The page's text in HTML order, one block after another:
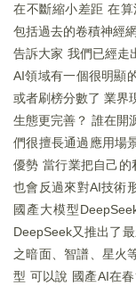
在不斷縮小差距 在
包括過去的卷積神經
告訴大家 我們已經走
AI領域有一個很明顯
或者刷榜分數了 業界
生態更完善？ 誰在開
們很擅長通過應用場
優勢 當行業把自己的
也會反過來對AI技術
國產大模型
DeepSeek又推出了
之暗面、智譜、星火
型 可以說 國產AI在